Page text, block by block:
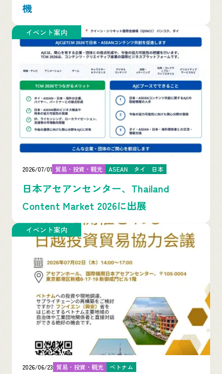
機
イベント案内
2026/07/01 貿易・投資・観光 ASEAN タイ 日本
日本アセアンセンター、Thailand
Content Market 2026に出展
イベント案内
2026/06/23 貿易・投資・観光 ベトナム